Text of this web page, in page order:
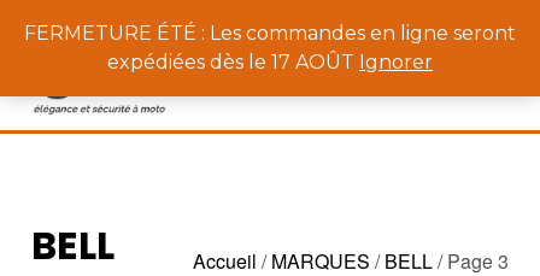
FERMETURE ÉTÉ : Les commandes en ligne seront
expédiées dès le 17 AOÛT Ignorer
BELL Accueil /MARQUES /BELL/ Page 3